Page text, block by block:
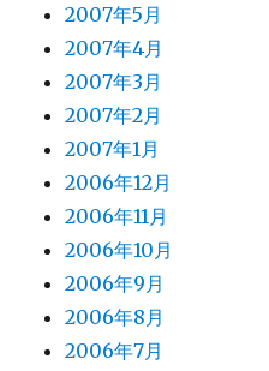
2007年5月
2007年4月
2007年3月
2007年2月
2007年1月
2006年12月
2006年11月
2006年10月
2006年9月
2006年8月
2006年7月